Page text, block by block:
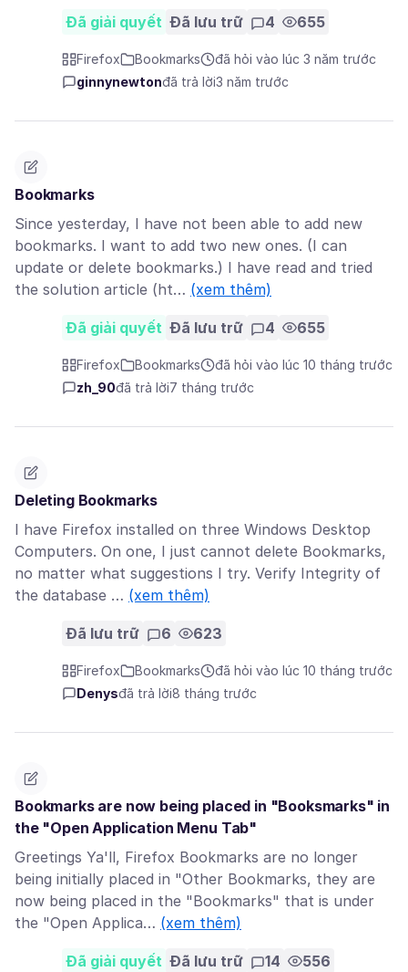
Đã giải quyết Đã lưu trữ 4 655
Firefox Bookmarks
đã hỏi vào lúc 3 năm trước
ginnynewtonđã trả lời3 năm trước
Bookmarks
Since yesterday, I have not been able to add new
bookmarks. I want to add two new ones. (I can
update or delete bookmarks.) I have read and tried
the solution article (ht… (xem thêm)
Đã giải quyết Đã lưu trữ 4 655
Firefox Bookmarks
đã hỏi vào lúc 10 tháng trước
zh_90đã trả lời7 tháng trước
Deleting Bookmarks
I have Firefox installed on three Windows Desktop
Computers. On one, I just cannot delete Bookmarks,
no matter what suggestions I try. Verify Integrity of
the database … (xem thêm)
Đã lưu trữ 6 623
Firefox Bookmarks
đã hỏi vào lúc 10 tháng trước
Denysđã trả lời8 tháng trước
Bookmarks are now being placed in "Booksmarks" in
the "Open Application Menu Tab"
Greetings Ya'll, Firefox Bookmarks are no longer
being initially placed in "Other Bookmarks, they are
now being placed in the "Bookmarks" that is under
the "Open Applica… (xem thêm)
Đã giải quyết Đã lưu trữ 14 556